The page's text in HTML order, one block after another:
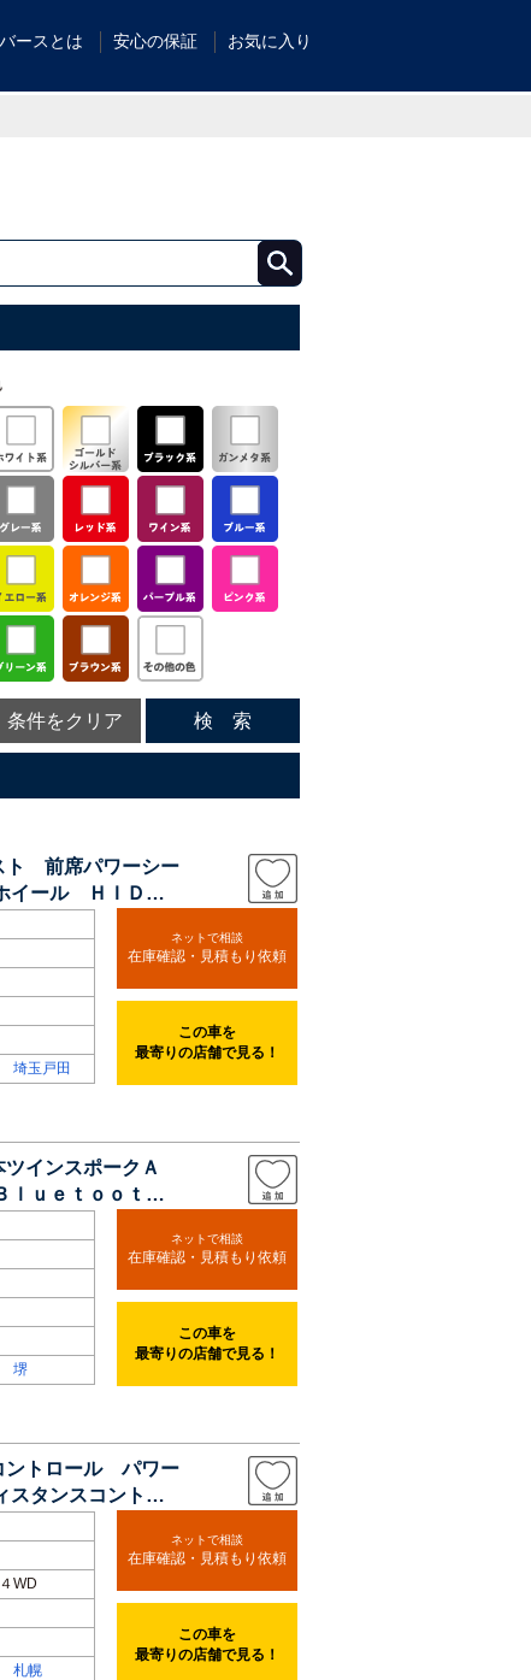
ースとは 安心の保証 お気に入り
条件をクリア 検 索
ト 前席パワーシー
イール ＨＩＤヘ
埼玉戸田
ネットで相談
在庫確認・見積もり依頼
この車を
最寄りの店舗で見る！
インスポークＡ
ｕｅｔｏｏｔｈ
堺
ネットで相談
在庫確認・見積もり依頼
この車を
最寄りの店舗で見る！
ントロール パワー
タンスコントロ
WD
札幌
ネットで相談
在庫確認・見積もり依頼
この車を
最寄りの店舗で見る！